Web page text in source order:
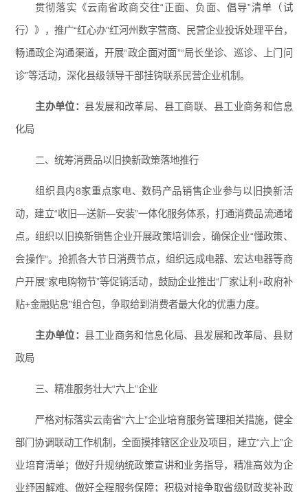
贯彻落实《云南省政商交往“正面、负面、倡导”清单（试
行）》，推广“红心办”红河州数字营商、民营企业投诉处理平台，
畅通政企沟通渠道，开展“政企面对面”“局长坐诊、巡诊、上门问
诊”等活动，深化县级领导干部挂钩联系民营企业机制。
主办单位：县发展和改革局、县工商联、县工业商务和信息
化局
二、统筹消费品以旧换新政策落地推行
组织县内8家重点家电、数码产品销售企业参与以旧换新活
动，建立“收旧—送新—安装”一体化服务体系，打通消费品流通堵
点。组织以旧换新销售企业开展政策培训会，确保企业“懂政策、
会操作”。抢抓各大节日消费节点，组织远成电器、宏达电器等商
户开展“家电购物节”等促销活动，鼓励企业推出“厂家让利+政府补
贴+金融贴息”组合包，争取给到消费者最大化的优惠力度。
主办单位：县工业商务和信息化局、县发展和改革局、县财
政局
三、精准服务壮大“六上”企业
严格对标落实云南省“六上”企业培育服务管理相关措施，健全
部门协调联动工作机制，全面摸排辖区企业及项目，建立“六上”企
业培育清单；做好升规纳统政策宣讲和业务指导，精准高效为企
业纾困解难、做好全程服务保障；积极对接争取省级财政奖补政